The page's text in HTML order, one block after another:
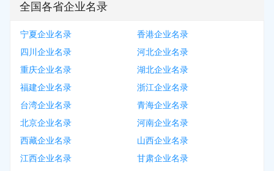
全国各省企业名录
宁夏企业名录
香港企业名录
四川企业名录
河北企业名录
重庆企业名录
湖北企业名录
福建企业名录
浙江企业名录
台湾企业名录
青海企业名录
北京企业名录
河南企业名录
西藏企业名录
山西企业名录
江西企业名录
甘肃企业名录